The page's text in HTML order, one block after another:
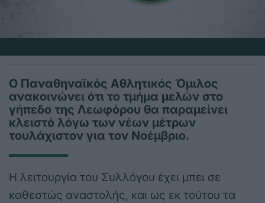
Ο Παναθηναϊκός Αθλητικός Όμιλος
ανακοινώνει ότι το τμήμα μελών στο
γήπεδο της Λεωφόρου θα παραμείνει
κλειστό λόγω των νέων μέτρων
τουλάχιστον για τον Νοέμβριο.
Η λειτουργία του Συλλόγου έχει μπει σε
καθεστώς αναστολής, και ως εκ τούτου τα